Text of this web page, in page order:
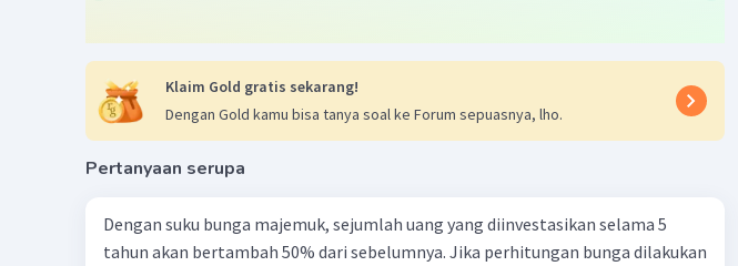
Klaim Gold gratis sekarang!
Dengan Gold kamu bisa tanya soal ke Forum sepuasnya, lho.
Pertanyaan serupa
Dengan suku bunga majemuk, sejumlah uang yang diinvestasikan selama 5
tahun akan bertambah 50% dari sebelumnya. Jika perhitungan bunga dilakukan